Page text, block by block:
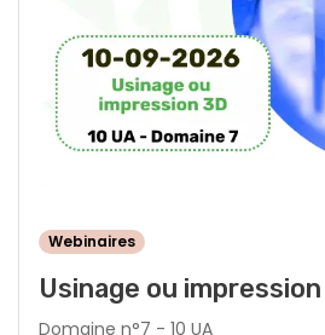
Webinaires
Usinage ou impression
Domaine n°7 - 10 UA